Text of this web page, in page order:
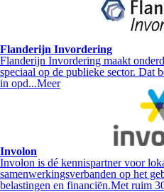
Flanderijn Invordering
Flanderijn Invordering maakt
speciaal op de publieke sector. Dat
in opd...Meer
Involon
Involon is dé kennispartner voor
samenwerkingsverbanden op het
belastingen en financiën.Met ruim